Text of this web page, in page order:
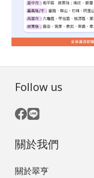
Follow us
關於我們
關於翠亨